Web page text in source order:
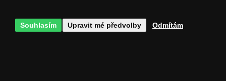
Souhlasím Upravit mé předvolby Odmítám